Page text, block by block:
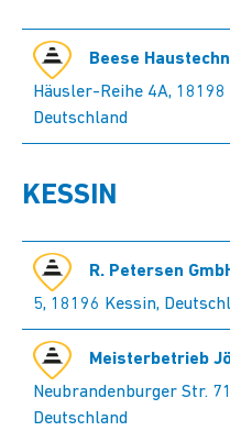
Beese
Häusler-Reihe 4A, 18198
Deutschland
KESSIN
R. Petersen
5, 18196 Kessin,
Meisterbetrieb
Neubrandenburger Str.
Deutschland